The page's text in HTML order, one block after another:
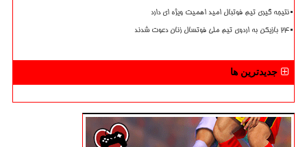
نتیجه گیری تیم فوتبال امید اهمیت ویژه ای دارد
۲۴ بازیکن به اردوی تیم ملی فوتسال زنان دعوت شدند
جدیدترین ها